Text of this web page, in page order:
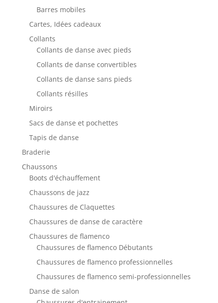
Barres mobiles
Cartes, Idées cadeaux
Collants
Collants de danse avec pieds
Collants de danse convertibles
Collants de danse sans pieds
Collants résilles
Miroirs
Sacs de danse et pochettes
Tapis de danse
Braderie
Chaussons
Boots d'échauffement
Chaussons de jazz
Chaussures de Claquettes
Chaussures de danse de caractère
Chaussures de flamenco
Chaussures de flamenco Débutants
Chaussures de flamenco professionnelles
Chaussures de flamenco semi-professionnelles
Danse de salon